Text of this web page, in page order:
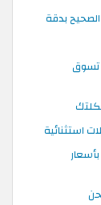
بدقة
تسوق
استثنائية
اشتري من فارفيتش فساتين عصرية لعام 2026 بأسعار